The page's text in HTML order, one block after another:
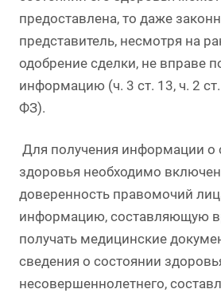
предоставлена, то даже
представитель, несмотря на
одобрение сделки, не вправе
информацию (ч. 3 ст. 13, ч. 2
ФЗ).
Для получения информации о
здоровья необходимо
доверенность правомочий
информацию, составляющую
получать медицинские
сведения о состоянии
несовершеннолетнего,